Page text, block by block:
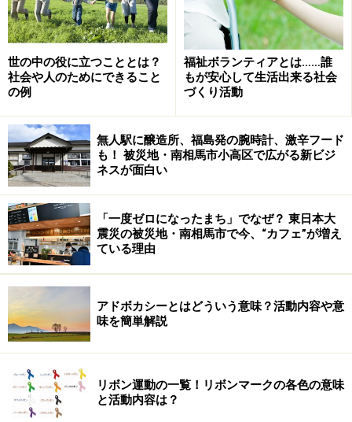
世の中の役に立つこととは？
社会や人のためにできること
の例
福祉ボランティアとは……誰
もが安心して生活出来る社会
づくり活動
無人駅に醸造所、福島発の腕時計、激辛フード
も！ 被災地・南相馬市小高区で広がる新ビジ
ネスが面白い
「一度ゼロになったまち」でなぜ？ 東日本大
震災の被災地・南相馬市で今、“カフェ”が増え
ている理由
アドボカシーとはどういう意味？活動内容や意
味を簡単解説
リボン運動の一覧！リボンマークの各色の意味
と活動内容は？